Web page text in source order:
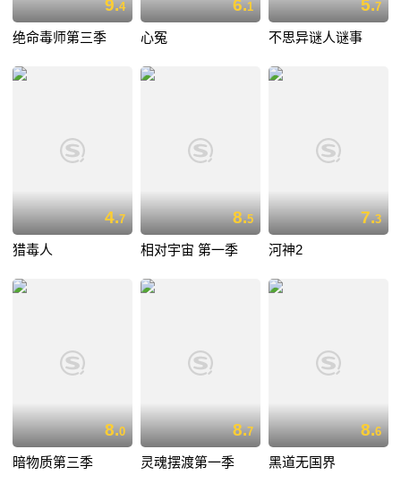
9.4
绝命毒师第三季
6.1
心冤
5.7
不思异谜人谜事
4.7
猎毒人
8.5
相对宇宙 第一季
7.3
河神2
8.0
暗物质第三季
8.7
灵魂摆渡第一季
8.6
黑道无国界